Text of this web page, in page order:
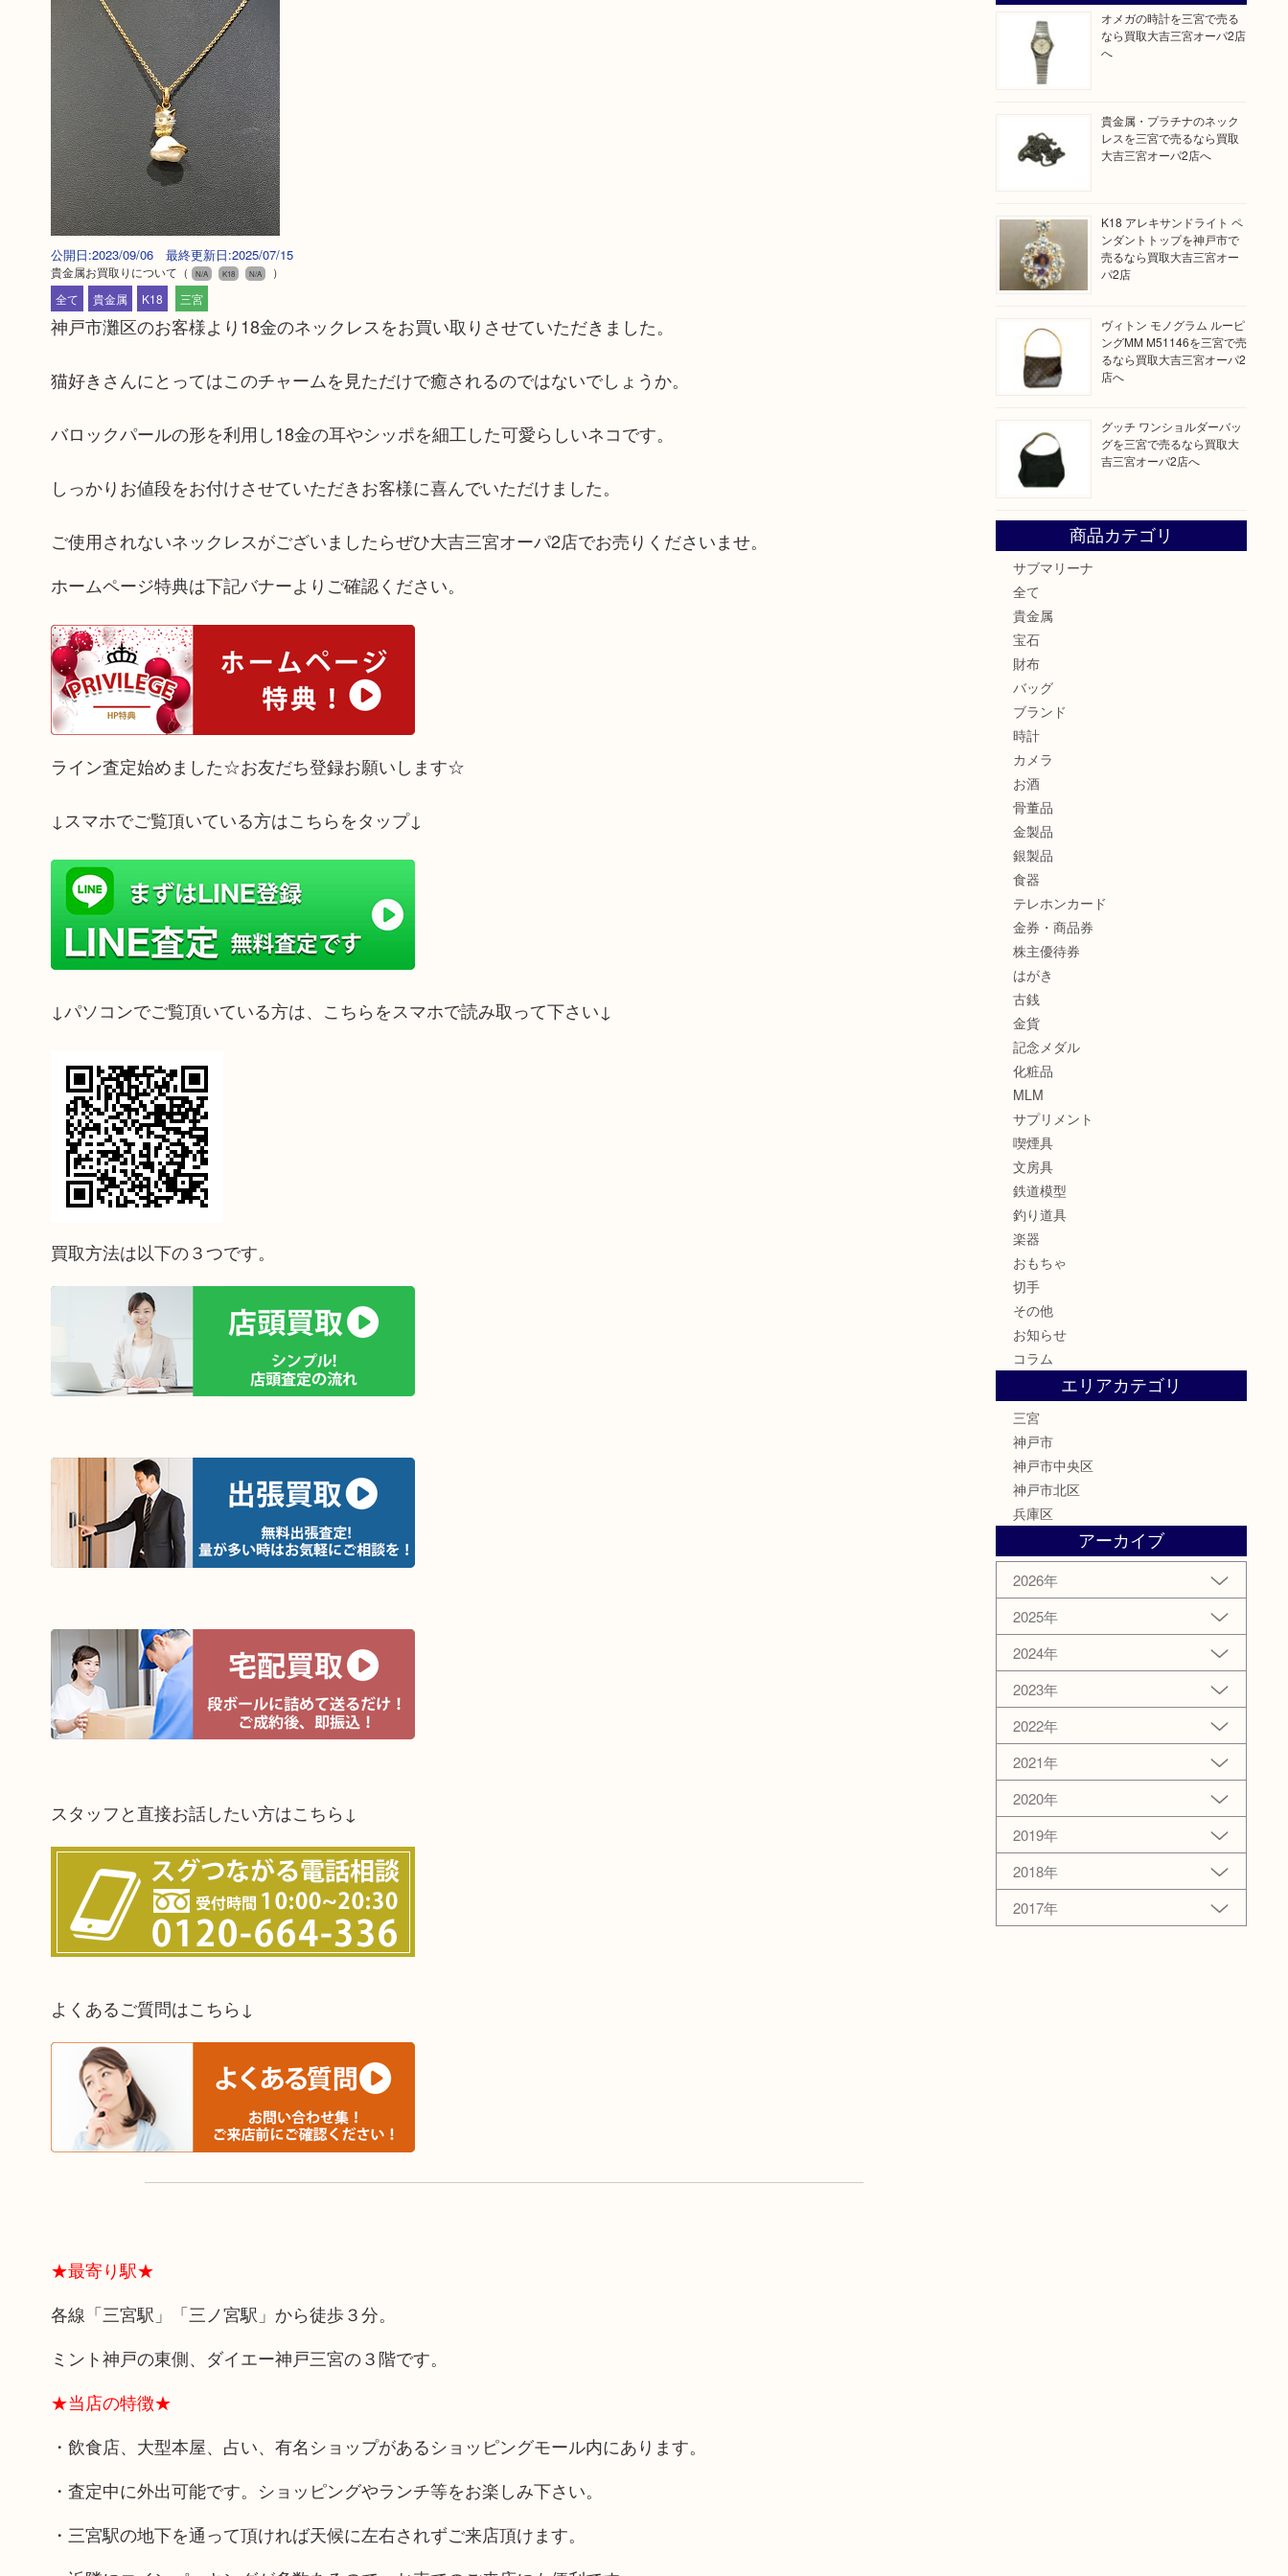
公開日:2023/09/06 最終更新日:2025/07/15
貴金属お買取りについて （ N/A K18 N/A
）
全て
貴金属 K18 三宮
神戸市灘区のお客様より18金のネックレスをお買い取りさせていただきました。
猫好きさんにとってはこのチャームを見ただけで癒されるのではないでしょうか。
バロックパールの形を利用し18金の耳やシッポを細工した可愛らしいネコです。
しっかりお値段をお付けさせていただきお客様に喜んでいただけました。
ご使用されないネックレスがございましたらぜひ大吉三宮オーパ2店でお売りくださいませ。
ホームページ特典は下記バナーよりご確認ください。
ライン査定始めました☆お友だち登録お願いします☆
↓スマホでご覧頂いている方はこちらをタップ↓
↓パソコンでご覧頂いている方は、こちらをスマホで読み取って下さい↓
買取方法は以下の３つです。
スタッフと直接お話したい方はこちら↓
よくあるご質問はこちら↓
★最寄り駅★
各線「三宮駅」「三ノ宮駅」から徒歩３分。
ミント神戸の東側、ダイエー神戸三宮の３階です。
★当店の特徴★
・飲食店、大型本屋、占い、有名ショップがあるショッピングモール内にあります。
・査定中に外出可能です。ショッピングやランチ等をお楽しみ下さい。
・三宮駅の地下を通って頂ければ天候に左右されずご来店頂けます。
オメガの時計を三宮で売る
なら買取大吉三宮オーパ2店
へ
貴金属・プラチナのネック
レスを三宮で売るなら買取
大吉三宮オーパ2店へ
K18 アレキサンドライト ペ
ンダントトップを神戸市で
売るなら買取大吉三宮オー
パ2店
ヴィトン モノグラム ルーピ
ングMM M51146を三宮で売
るなら買取大吉三宮オーパ2
店へ
グッチ ワンショルダーバッ
グを三宮で売るなら買取大
吉三宮オーパ2店へ
商品カテゴリ
サブマリーナ
全て
貴金属
宝石
財布
バッグ
ブランド
時計
カメラ
お酒
骨董品
金製品
銀製品
食器
テレホンカード
金券・商品券
株主優待券
はがき
古銭
金貨
記念メダル
化粧品
MLM
サプリメント
喫煙具
文房具
鉄道模型
釣り道具
楽器
おもちゃ
切手
その他
お知らせ
コラム
エリアカテゴリ
三宮
神戸市
神戸市中央区
神戸市北区
兵庫区
アーカイブ
2026年
2025年
2024年
2023年
2022年
2021年
2020年
2019年
2018年
2017年